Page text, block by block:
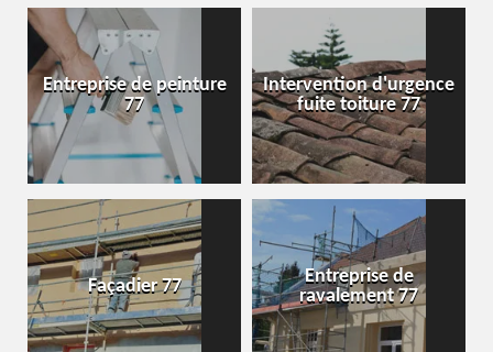
Entreprise de peinture
77
Intervention d'urgence
fuite toiture 77
Façadier 77
Entreprise de
ravalement 77